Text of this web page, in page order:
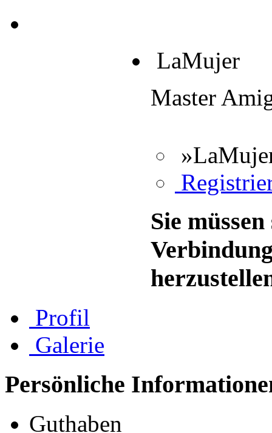
LaMujer
Master
Sie
Profil
Galerie
Persönliche
Guthaben